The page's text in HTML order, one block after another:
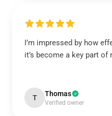
I’m impressed by how
it’s become a key part of
T Thomas
Verified owner